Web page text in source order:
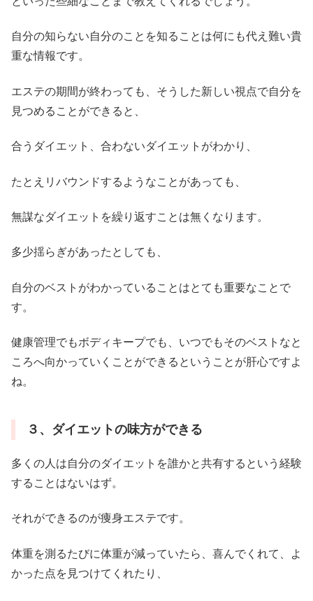
自分の知らない自分のことを知ることは何にも代え難い貴
重な情報です。
エステの期間が終わっても、そうした新しい視点で自分を
見つめることができると、
合うダイエット、合わないダイエットがわかり、
たとえリバウンドするようなことがあっても、
無謀なダイエットを繰り返すことは無くなります。
多少揺らぎがあったとしても、
自分のベストがわかっていることはとても重要なことで
す。
健康管理でもボディキープでも、いつでもそのベストなと
ころへ向かっていくことができるということが肝心ですよ
ね。
３、ダイエットの味方ができる
多くの人は自分のダイエットを誰かと共有するという経験
することはないはず。
それができるのが痩身エステです。
体重を測るたびに体重が減っていたら、喜んでくれて、よ
かった点を見つけてくれたり、